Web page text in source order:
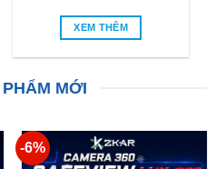
XEM THÊM
MỚI
-6%